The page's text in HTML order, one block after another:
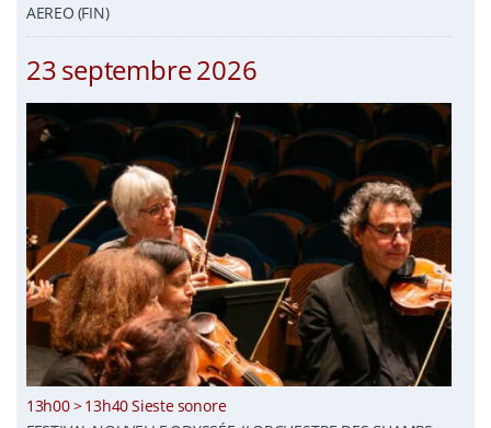
AEREO (FIN)
23 septembre 2026
13h00 > 13h40 Sieste sonore